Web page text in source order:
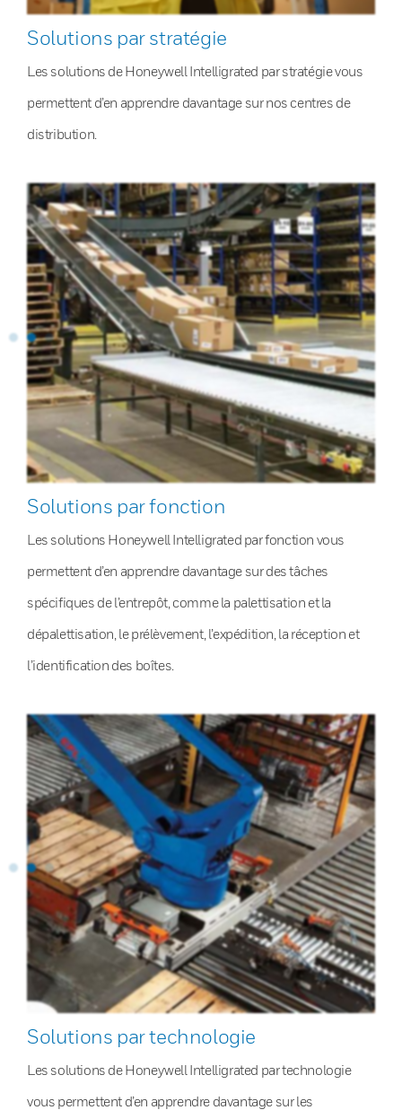
Solutions par stratégie
Les solutions de Honeywell Intelligrated par stratégie vous
permettent d’en apprendre davantage sur nos centres de
distribution.
Solutions par fonction
Les solutions Honeywell Intelligrated par fonction vous
permettent d’en apprendre davantage sur des tâches
spécifiques de l’entrepôt, comme la palettisation et la
dépalettisation, le prélèvement, l’expédition, la réception et
l’identification des boîtes.
Solutions par technologie
Les solutions de Honeywell Intelligrated par technologie
vous permettent d’en apprendre davantage sur les